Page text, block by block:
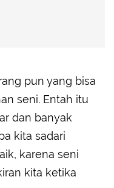
pun yang bisa
seni. Entah itu
dan banyak
kita sadari
karena seni
kita ketika